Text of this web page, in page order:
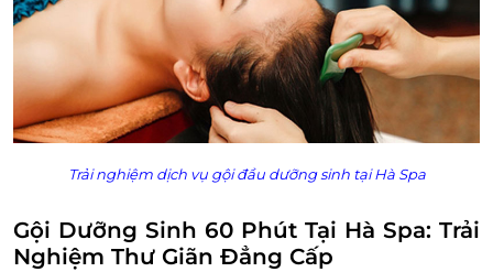
Trải nghiệm dịch vụ gội đầu dưỡng sinh tại Hà Spa
Gội Dưỡng Sinh 60 Phút Tại Hà Spa: Trải
Nghiệm Thư Giãn Đẳng Cấp